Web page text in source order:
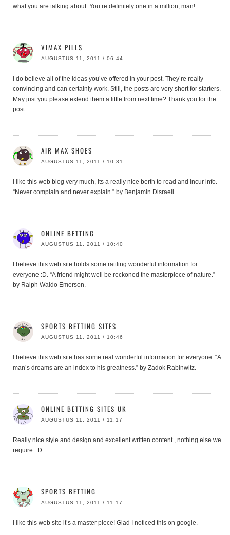
what you are talking about. You’re definitely one in a million, man!
VIMAX PILLS
AUGUSTUS 11, 2011 / 06:44
I do believe all of the ideas you’ve offered in your post. They’re really
convincing and can certainly work. Still, the posts are very short for starters.
May just you please extend them a little from next time? Thank you for the
post.
AIR MAX SHOES
AUGUSTUS 11, 2011 / 10:31
I like this web blog very much, Its a really nice berth to read and incur info.
“Never complain and never explain.” by Benjamin Disraeli.
ONLINE BETTING
AUGUSTUS 11, 2011 / 10:40
I believe this web site holds some rattling wonderful information for
everyone :D. “A friend might well be reckoned the masterpiece of nature.”
by Ralph Waldo Emerson.
SPORTS BETTING SITES
AUGUSTUS 11, 2011 / 10:46
I believe this web site has some real wonderful information for everyone. “A
man’s dreams are an index to his greatness.” by Zadok Rabinwitz.
ONLINE BETTING SITES UK
AUGUSTUS 11, 2011 / 11:17
Really nice style and design and excellent written content , nothing else we
require : D.
SPORTS BETTING
AUGUSTUS 11, 2011 / 11:17
I like this web site it’s a master piece! Glad I noticed this on google.